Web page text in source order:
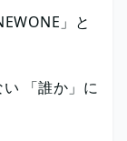
」と
「誰か」に